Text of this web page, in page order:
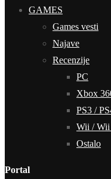
GAMES
Games vesti
Najave
Recenzije
PC
Xbox
PS3 /
Wii /
Ostalo
Portal